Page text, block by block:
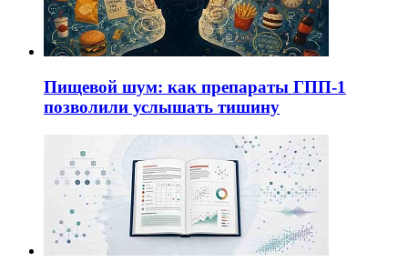
Пищевой шум: как препараты ГПП-1
позволили услышать тишину